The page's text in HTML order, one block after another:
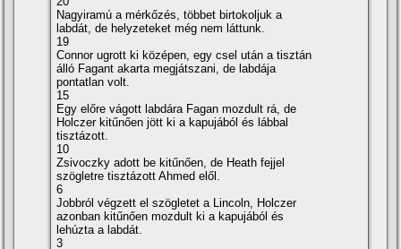
Nagyiramú a mérkőzés, többet birtokoljuk a
labdát, de helyzeteket még nem láttunk.
19
Connor ugrott ki középen, egy csel után a tisztán
álló Fagant akarta megjátszani, de labdája
pontatlan volt.
15
Egy előre vágott labdára Fagan mozdult rá, de
Holczer kitűnően jött ki a kapujából és lábbal
tisztázott.
10
Zsivoczky adott be kitűnően, de Heath fejjel
szögletre tisztázott Ahmed elől.
6
Jobbról végzett el szögletet a Lincoln, Holczer
azonban kitűnően mozdult ki a kapujából és
lehúzta a labdát.
3